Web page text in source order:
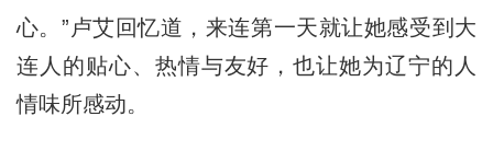
心。”卢艾回忆道，来连第一天就让她感受到大
连人的贴心、热情与友好，也让她为辽宁的人
情味所感动。